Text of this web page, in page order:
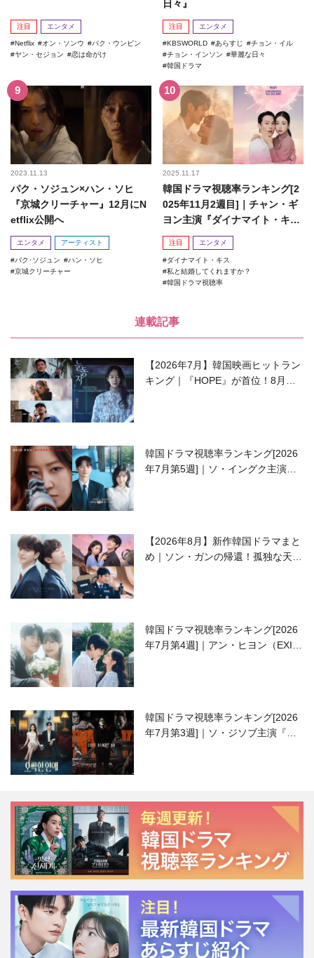
注目 エンタメ
Netflix オン・ソンウ
パク・ウンビン
ヤン・セジョン
恋は命がけ
日々』
注目 エンタメ
KBSWORLD あらすじ
チョン・イル
チョン・インソン
華麗な日々
韓国ドラマ
2023.11.13
パク・ソジュン×ハン・ソヒ
『京城クリーチャー』12月にN
etflix公開へ
エンタメ アーティスト
パク･ソジュン
ハン・ソヒ
京城クリーチャー
2025.11.17
韓国ドラマ視聴率ランキング[2
025年11月2週目]｜チャン・ギ
ヨン主演『ダイナマイト・キ
ス』がランクイン！
注目 エンタメ
ダイナマイト・キス
私と結婚してくれますか？
韓国ドラマ視聴率
連載記事
【2026年7月】韓国映画ヒットラン
キング｜『HOPE』が首位！8月公
韓国ドラマ視聴率ランキング[2026
年7月第5週]｜ソ・イングク主演の
【2026年8月】新作韓国ドラマまと
め｜ソン・ガンの帰還！孤独な天才
韓国ドラマ視聴率ランキング[2026
年7月第4週]｜アン・ヒヨン（EXID
韓国ドラマ視聴率ランキング[2026
年7月第3週]｜ソ・ジソブ主演『エ